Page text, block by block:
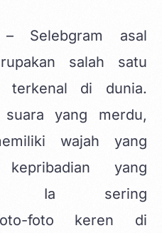
Selebgram asal
salah satu
terkenal di dunia.
yang merdu,
wajah yang
yang
Ia sering
foto keren di